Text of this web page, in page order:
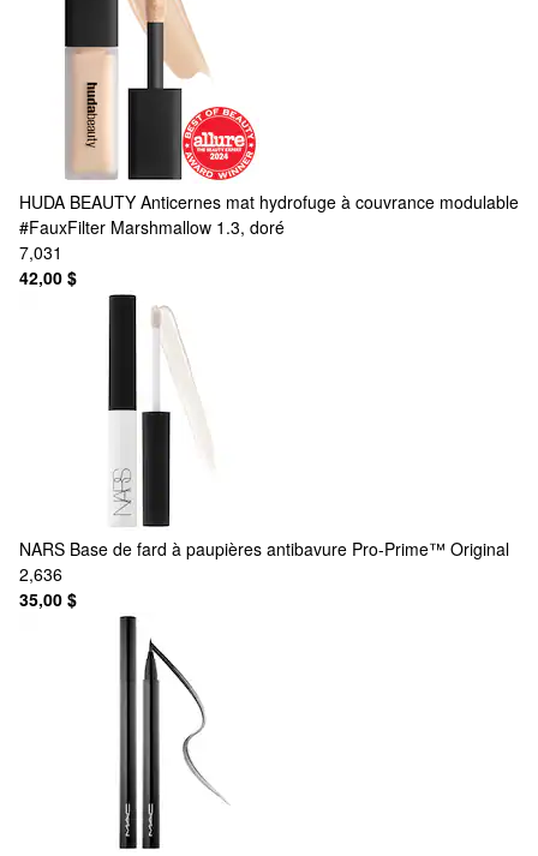
HUDA BEAUTY Anticernes mat hydrofuge à couvrance modulable
#FauxFilter Marshmallow 1.3, doré
7,031
42,00 $
NARS Base de fard à paupières antibavure Pro-Prime™ Original
2,636
35,00 $